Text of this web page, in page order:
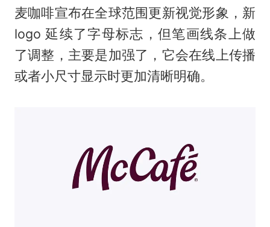
麦咖啡宣布在全球范围更新视觉形象，新
logo 延续了字母标志，但笔画线条上做
了调整，主要是加强了，它会在线上传播
或者小尺寸显示时更加清晰明确。